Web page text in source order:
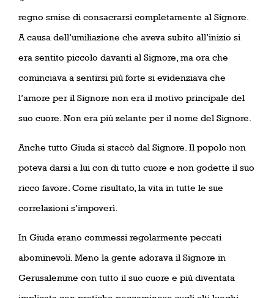
regno smise di consacrarsi completamente al Signore.
A causa dell’umiliazione che aveva subito all’inizio si
era sentito piccolo davanti al Signore, ma ora che
cominciava a sentirsi più forte si evidenziava che
l’amore per il Signore non era il motivo principale del
suo cuore. Non era più zelante per il nome del Signore.
Anche tutto Giuda si staccò dal Signore. Il popolo non
poteva darsi a lui con di tutto cuore e non godette il suo
ricco favore. Come risultato, la vita in tutte le sue
correlazioni s’impoverì.
In Giuda erano commessi regolarmente peccati
abominevoli. Meno la gente adorava il Signore in
Gerusalemme con tutto il suo cuore e più diventata